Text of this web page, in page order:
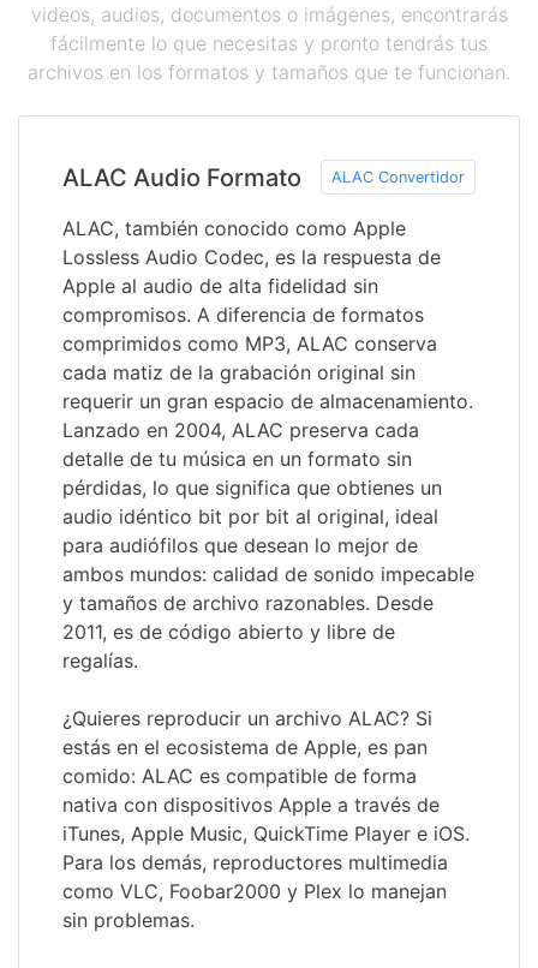
videos, audios, documentos o imágenes, encontrarás
fácilmente lo que necesitas y pronto tendrás tus
archivos en los formatos y tamaños que te funcionan.
ALAC Audio Formato ALAC Convertidor
ALAC, también conocido como Apple
Lossless Audio Codec, es la respuesta de
Apple al audio de alta fidelidad sin
compromisos. A diferencia de formatos
comprimidos como MP3, ALAC conserva
cada matiz de la grabación original sin
requerir un gran espacio de almacenamiento.
Lanzado en 2004, ALAC preserva cada
detalle de tu música en un formato sin
pérdidas, lo que significa que obtienes un
audio idéntico bit por bit al original, ideal
para audiófilos que desean lo mejor de
ambos mundos: calidad de sonido impecable
y tamaños de archivo razonables. Desde
2011, es de código abierto y libre de
regalías.
¿Quieres reproducir un archivo ALAC? Si
estás en el ecosistema de Apple, es pan
comido: ALAC es compatible de forma
nativa con dispositivos Apple a través de
iTunes, Apple Music, QuickTime Player e iOS.
Para los demás, reproductores multimedia
como VLC, Foobar2000 y Plex lo manejan
sin problemas.